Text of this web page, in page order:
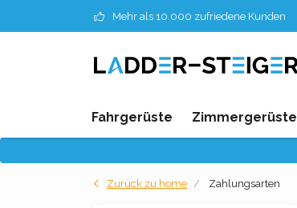
Mehr als 10.000 zufriedene Kunden
Fahrgerüste Zimmergerüste
Zurück zu home Zahlungsarten